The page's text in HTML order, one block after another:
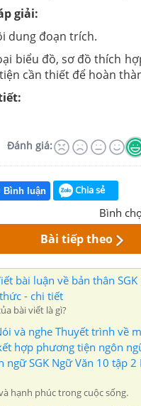
giải:
dung đoạn trích.
biểu đồ, sơ đồ thích
cần thiết để hoàn
Đánh giá:
Bình luận Chia sẻ
Bình
Bài tiếp theo
bài luận về bản thân
- chi tiết
bài viết là gì?
và nghe Thuyết trình về
hợp phương tiện ngôn
ngữ SGK Ngữ Văn 10 tập
hạnh phúc trong cuộc sống.